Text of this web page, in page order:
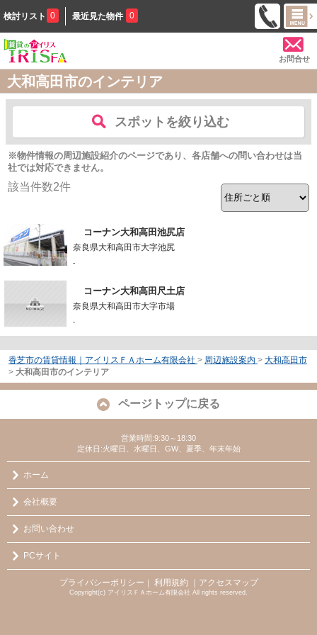
検討リスト 0 最近見た物件 0
お問合せ
大和高田市のインテリア
スポットを絞り込む
※物件情報の周辺施設紹介のページであり、各店舗への問い合わせは当
社では対応できません。
該当件数2件
コーナン大和高田池尻店
奈良県大和高田市大字池尻
-
コーナン大和高田尺土店
奈良県大和高田市大字市場
-
香芝市の賃貸情報｜アイリスＦＡホーム有限会社 > 周辺施設案内 > 大和高田市
> 大和高田市のインテリア
ページトップに戻る
営業時間:9:30～18:30
定休日:火曜日、水曜日、GW、夏季、年末年始
ホーム
会社概要
お問い合わせ
PCサイト
プライバシーポリシー ｜ 利用規約 ｜アクセスマップ
Copyright(c) アイリスＦＡホーム有限会社 All rights reserved.